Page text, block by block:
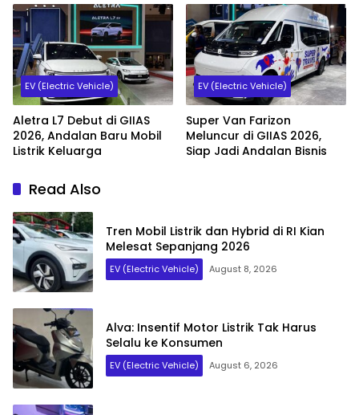
EV (Electric Vehicle)
Aletra L7 Debut di GIIAS
2026, Andalan Baru Mobil
Listrik Keluarga
EV (Electric Vehicle)
Super Van Farizon
Meluncur di GIIAS 2026,
Siap Jadi Andalan Bisnis
Read Also
Tren Mobil Listrik dan Hybrid di RI Kian
Melesat Sepanjang 2026
EV (Electric Vehicle) August 8, 2026
Alva: Insentif Motor Listrik Tak Harus
Selalu ke Konsumen
EV (Electric Vehicle) August 6, 2026